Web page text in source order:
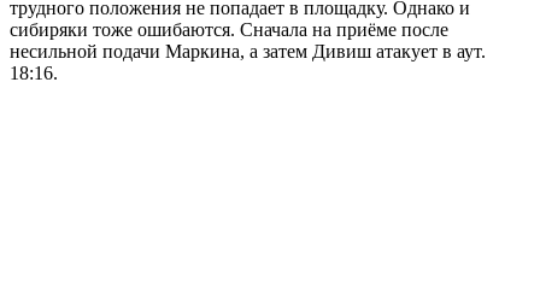
трудного положения не попадает в площадку. Однако и
сибиряки тоже ошибаются. Сначала на приёме после
несильной подачи Маркина, а затем Дивиш атакует в аут.
18:16.